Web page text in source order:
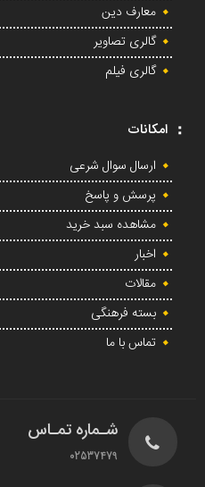
معارف دین
گالری تصاویر
گالری فیلم
امکانات
ارسال سوال شرعی
پرسش و پاسخ
مشاهده سبد خرید
اخبار
مقالات
بسته فرهنگی
تماس با ما
شـماره تمـاس
02537479